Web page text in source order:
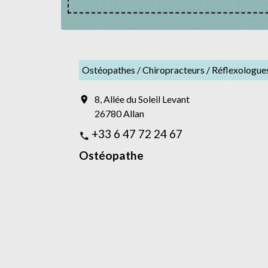
Ostéopathes / Chiropracteurs /
location_on
8, Allée du Soleil Levant
26780 Allan
phone +33 6 47 72 24 67
Ostéopathe